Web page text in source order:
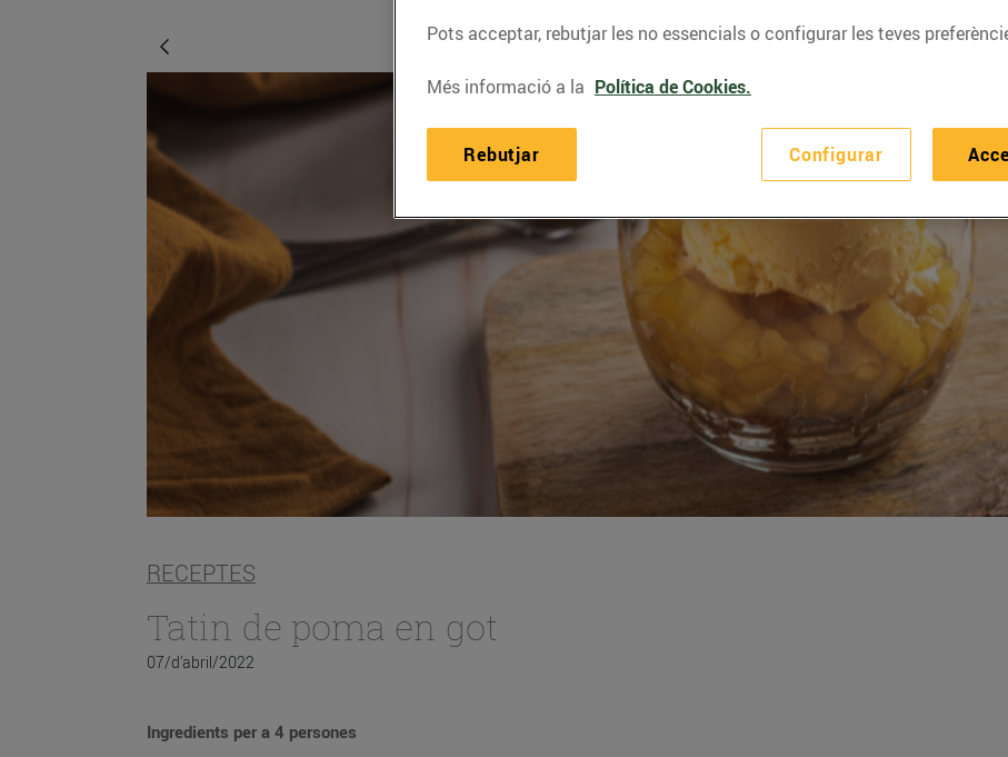
RECEPTES
Tatin de poma en got
07/d’abril/2022
Ingredients per a 4 persones
Pots acceptar, rebutjar les no essencials o configurar les teves
Més informació a la Política de Cookies.
Configurar
Rebutjar